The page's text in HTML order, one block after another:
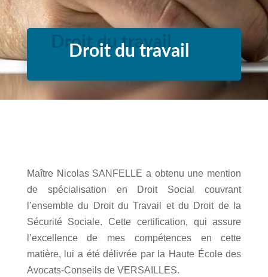
Droit du travail
Maître Nicolas SANFELLE a obtenu une mention
de spécialisation en Droit Social couvrant
l’ensemble du Droit du Travail et du Droit de la
Sécurité Sociale. Cette certification, qui assure
l’excellence de mes compétences en cette
matière, lui a été délivrée par la Haute École des
Avocats-Conseils de VERSAILLES.